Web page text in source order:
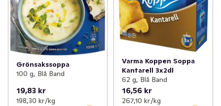
Grönsakssoppa
100 g, Blå Band
19,83 kr
198,30 kr /kg
Varma Koppen Soppa
Kantarell 3x2dl
62 g, Blå Band
16,56 kr
267,10 kr /kg